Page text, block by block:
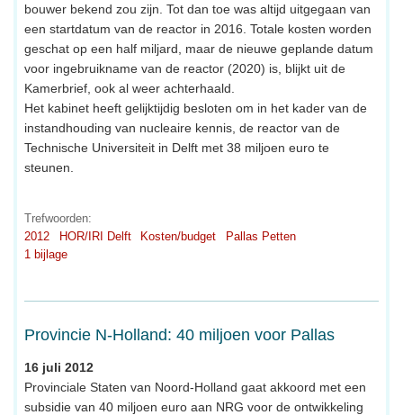
bouwer bekend zou zijn. Tot dan toe was altijd uitgegaan van
een startdatum van de reactor in 2016. Totale kosten worden
geschat op een half miljard, maar de nieuwe geplande datum
voor ingebruikname van de reactor (2020) is, blijkt uit de
Kamerbrief, ook al weer achterhaald.
Het kabinet heeft gelijktijdig besloten om in het kader van de
instandhouding van nucleaire kennis, de reactor van de
Technische Universiteit in Delft met 38 miljoen euro te
steunen.
Trefwoorden:
2012
HOR/IRI Delft Kosten/budget
Pallas Petten
1 bijlage
Provincie N-Holland: 40 miljoen voor Pallas
16 juli 2012
Provinciale Staten van Noord-Holland gaat akkoord met een
subsidie van 40 miljoen euro aan NRG voor de ontwikkeling